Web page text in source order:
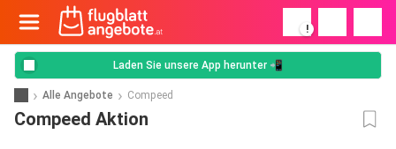
!
Laden Sie unsere App herunter 📲
Alle Angebote Compeed
Compeed Aktion